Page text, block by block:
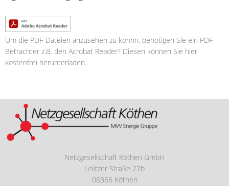
Um die PDF-Dateien anzusehen zu könnn, benötigen Sie ein PDF-
Betrachter z.B. den Acrobat Reader? Diesen können Sie hier
kostenfrei herunterladen.
Netzgesellschaft Köthen GmbH
Lelitzer Straße 27b
06366 Köthen